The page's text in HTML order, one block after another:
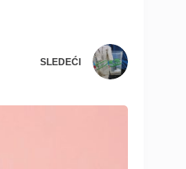
SLEDEĆI